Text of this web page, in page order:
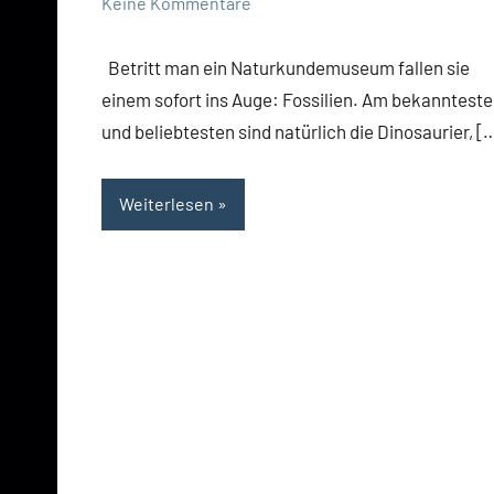
Betritt man ein Naturkundemuseum fallen sie
einem sofort ins Auge: Fossilien. Am
und beliebtesten sind natürlich die Dinosaurier,
Weiterlesen